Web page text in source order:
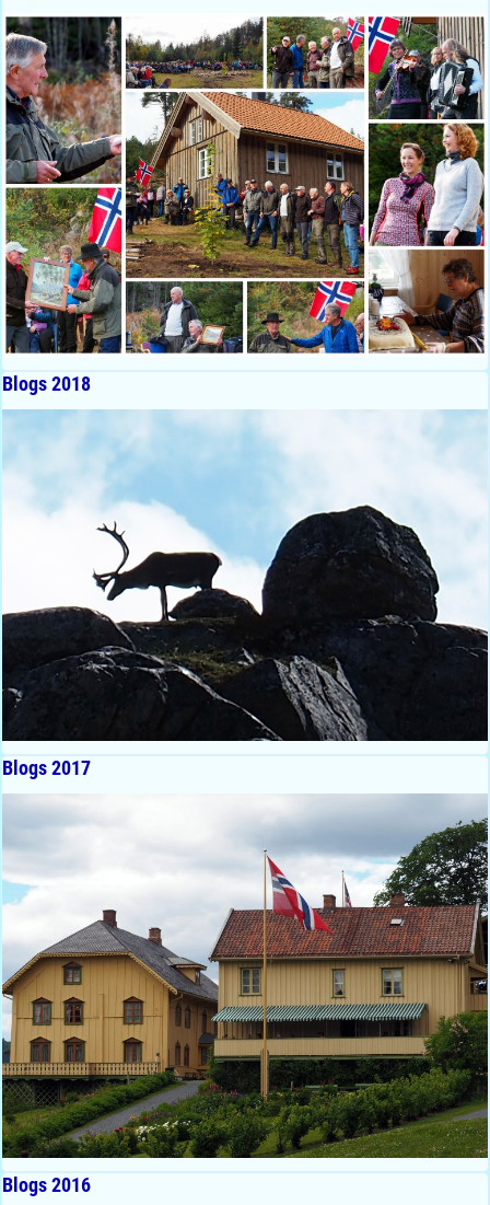
Blogs 2018
Blogs 2017
Blogs 2016